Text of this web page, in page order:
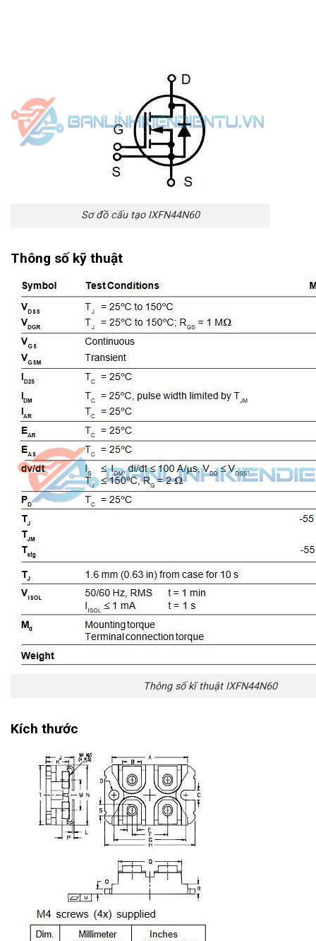
Sơ đồ cấu tạo IXFN44N60
Thông số kỹ thuật
Thông số kĩ thuật IXFN44N60
Kích thước